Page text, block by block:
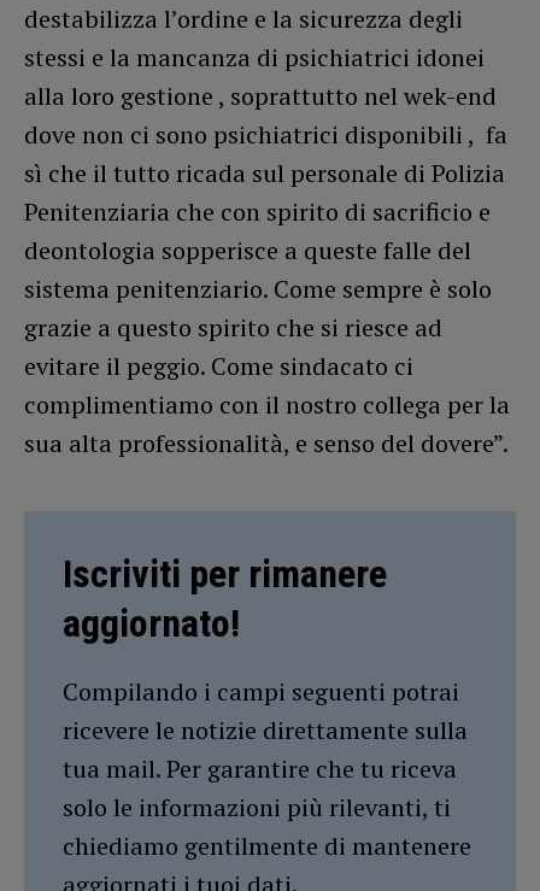
destabilizza l’ordine e la sicurezza degli
stessi e la mancanza di psichiatrici idonei
alla loro gestione , soprattutto nel wek-end
dove non ci sono psichiatrici disponibili , fa
sì che il tutto ricada sul personale di Polizia
Penitenziaria che con spirito di sacrificio e
deontologia sopperisce a queste falle del
sistema penitenziario. Come sempre è solo
grazie a questo spirito che si riesce ad
evitare il peggio. Come sindacato ci
complimentiamo con il nostro collega per la
sua alta professionalità, e senso del dovere”.
Iscriviti per rimanere
aggiornato!
Compilando i campi seguenti potrai
ricevere le notizie direttamente sulla
tua mail. Per garantire che tu riceva
solo le informazioni più rilevanti, ti
chiediamo gentilmente di mantenere
aggiornati i tuoi dati.